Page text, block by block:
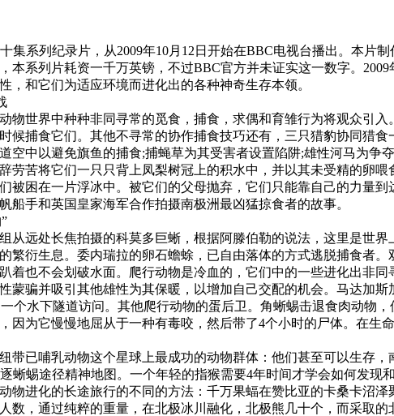
系列纪录片，从2009年10月12日开始在BBC电视台播出。本片
本系列片耗资一千万英镑，不过BBC官方并未证实这一数字。
，和它们为适应环境而进化出的各种神奇生存本领。
世界中种种非同寻常的觅食，捕食，求偶和育雏行为将观众引入
候捕食它们。其他不寻常的协作捕食技巧还有，三只猎豹协同猎
空中以避免旗鱼的捕食;捕蝇草为其受害者设置陷阱;雄性河马为
劳苦将它们一只只背上凤梨树冠上的积水中，并以其未受精的卵
被困在一片浮冰中。被它们的父母抛弃，它们只能靠自己的力量
船手和英国皇家海军合作拍摄南极洲最凶猛掠食者的故事。
远处长焦拍摄的科莫多巨蜥，根据阿滕伯勒的说法，这里是世界
繁衍生息。委内瑞拉的卵石蟾蜍，已自由落体的方式逃脱捕食者
着也不会划破水面。爬行动物是冷血的，它们中的一些进化出非
蒙骗并吸引其他雄性为其保暖，以增加自己交配的机会。马达加
个水下隧道访问。其他爬行动物的蛋后卫。角蜥蜴击退食肉动物
因为它慢慢地屈从于一种有毒咬，然后带了4个小时的尸体。在生
已哺乳动物这个星球上最成功的动物群体：他们甚至可以生存，
蜥蜴途径精神地图。一个年轻的指猴需要4年时间才学会如何发
物进化的长途旅行的不同的方法：千万果蝠在赞比亚的卡桑卡沼
数，通过纯粹的重量，在北极冰川融化，北极熊几十个，而采取